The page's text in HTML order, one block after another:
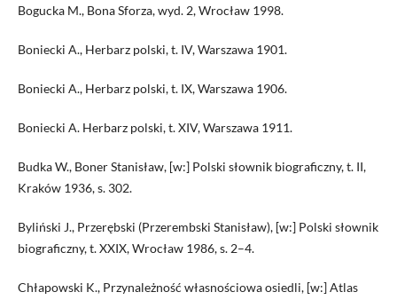
Bogucka M., Bona Sforza, wyd. 2, Wrocław 1998.
Boniecki A., Herbarz polski, t. IV, Warszawa 1901.
Boniecki A., Herbarz polski, t. IX, Warszawa 1906.
Boniecki A. Herbarz polski, t. XIV, Warszawa 1911.
Budka W., Boner Stanisław, [w:] Polski słownik biograficzny, t. II,
Kraków 1936, s. 302.
Byliński J., Przerębski (Przerembski Stanisław), [w:] Polski słownik
biograficzny, t. XXIX, Wrocław 1986, s. 2–4.
Chłapowski K., Przynależność własnościowa osiedli, [w:] Atlas